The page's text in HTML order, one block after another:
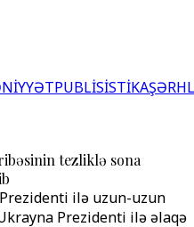
PUBLİSİSTİKA
tezliklə sona
ilə uzun-uzun
Prezidenti ilə əlaqə